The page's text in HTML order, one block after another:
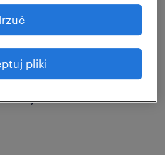
Jeśli
przemysł i cenisz
o ugruntowanej
jest dla Ciebie!
pliki